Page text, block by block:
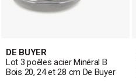
DE BUYER
Lot 3 poêles acier Minéral B
Bois 20, 24 et 28 cm De Buyer